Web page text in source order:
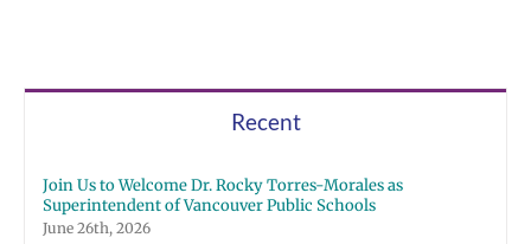
Recent
Join Us to Welcome Dr. Rocky Torres-Morales as
Superintendent of Vancouver Public Schools
June 26th, 2026